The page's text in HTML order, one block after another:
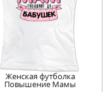
Женская футболка
Повышение Мамы